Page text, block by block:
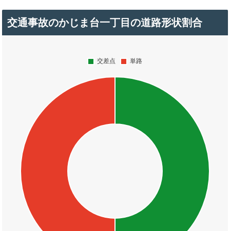
交通事故のかじま台一丁目の道路形状割合